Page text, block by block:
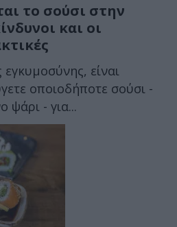
το σούσι στην
και οι
εγκυμοσύνης, είναι
οποιοδήποτε σούσι -
ψάρι - για...